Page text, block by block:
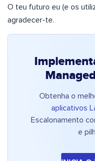
O teu futuro eu (e os
agradecer-te.
Obtenha o
aplicativos
Escalonamento
e